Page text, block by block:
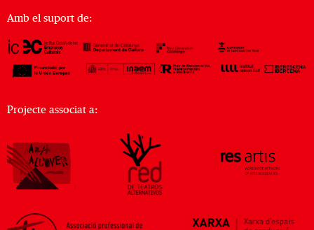
Amb el suport de:
Projecte associat a: